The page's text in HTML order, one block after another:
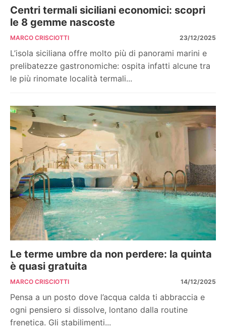
Centri termali siciliani economici: scopri
le 8 gemme nascoste
MARCO CRISCIOTTI 23/12/2025
L’isola siciliana offre molto più di panorami marini e
prelibatezze gastronomiche: ospita infatti alcune tra
le più rinomate località termali...
Le terme umbre da non perdere: la quinta
è quasi gratuita
MARCO CRISCIOTTI 14/12/2025
Pensa a un posto dove l’acqua calda ti abbraccia e
ogni pensiero si dissolve, lontano dalla routine
frenetica. Gli stabilimenti...